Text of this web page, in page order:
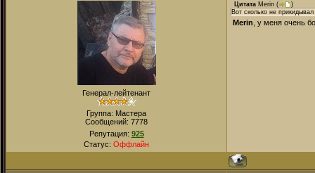
Генерал-лейтенант
Группа: Мастера
Сообщений: 7778
Репутация: 925
Статус: Оффлайн
Цитата Merin (
)
Вот сколько не
Merin , у меня очень